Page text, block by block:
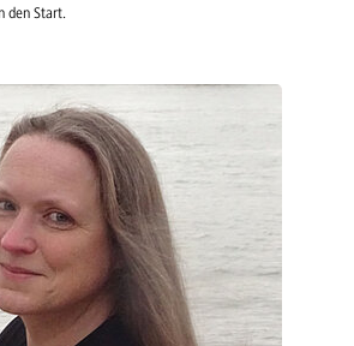
den Start.